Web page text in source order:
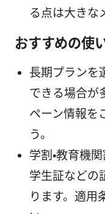
る点は大きな
おすすめの使
長期プランを
できる場合が
ペーン情報を
う。
学割・教育機
学生証などの
ります。適用